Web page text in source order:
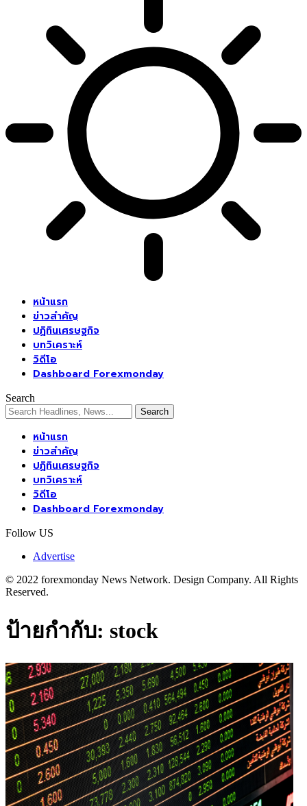
หน้าแรก
ข่าวสำคัญ
ปฏิทินเศรษฐกิจ
บทวิเคราะห์
วิดีโอ
Dashboard Forexmonday
Search
หน้าแรก
ข่าวสำคัญ
ปฏิทินเศรษฐกิจ
บทวิเคราะห์
วิดีโอ
Dashboard Forexmonday
Follow US
Advertise
© 2022 forexmonday News Network. Design Company. All Rights
Reserved.
ป้ายกำกับ: stock